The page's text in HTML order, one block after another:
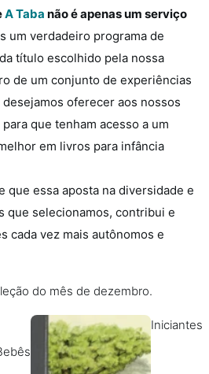
A Taba não é apenas um serviço
um verdadeiro programa de
título escolhido pela nossa
de um conjunto de experiências
oferecer aos nossos
que tenham acesso a um
em livros para infância
que essa aposta na diversidade e
que selecionamos, contribui e
cada vez mais autônomos e
do mês de dezembro.
Iniciantes